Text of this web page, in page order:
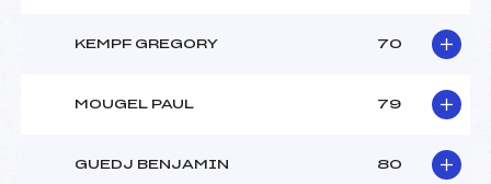
KEMPF GREGORY 70
MOUGEL PAUL 79
GUEDJ BENJAMIN 80